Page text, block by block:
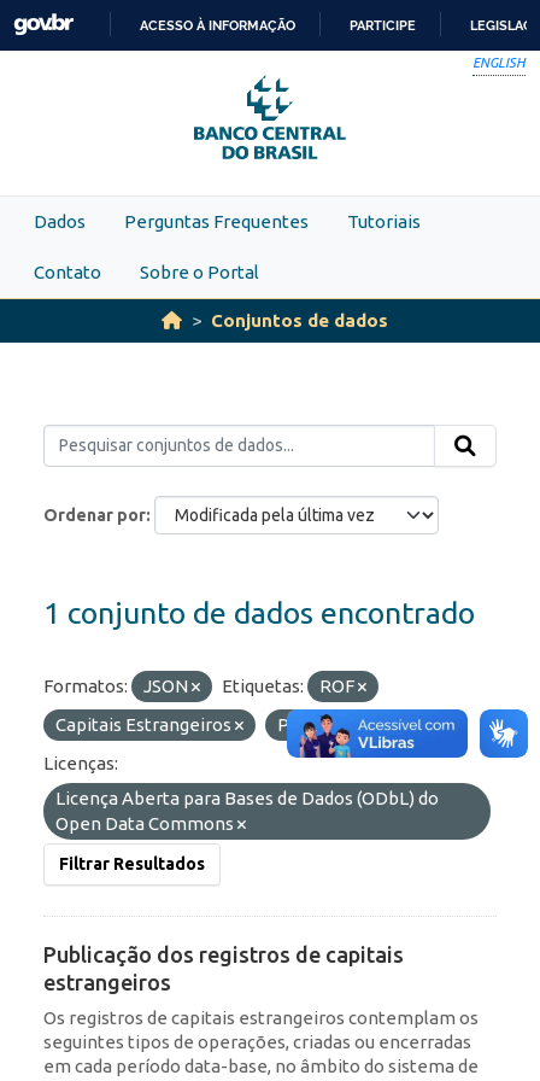
Skip to main content
PARA
O
CONTEÚDO
ACESSO À INFORMAÇÃO PARTICIPE
ENGLISH
Dados Perguntas Frequentes Tutoriais
Contato Sobre o Portal
Conjuntos de dados
Ordenar por
1 conjunto de dados encontrado
Formatos: JSON Etiquetas:
ROF
Capitais Estrangeiros
Portfólio
RDE
Licenças:
Licença Aberta para Bases de Dados (ODbL) do
Open Data Commons
Filtrar Resultados
Publicação dos registros de capitais
estrangeiros
Os registros de capitais estrangeiros contemplam os
seguintes tipos de operações, criadas ou encerradas
em cada período data-base, no âmbito do sistema de